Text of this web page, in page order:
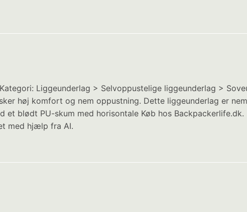
Liggeunderlag > Selvoppustelige liggeunderlag >
høj komfort og nem oppustning. Dette liggeunderlag er
blødt PU-skum med horisontale Køb hos Backpackerlife.dk.
med hjælp fra AI.